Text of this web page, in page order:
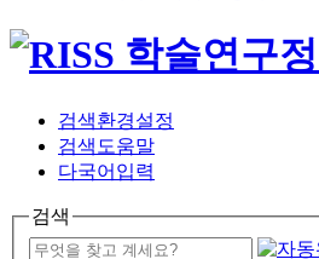
검색환경설정
검색도움말
다국어입력
검색